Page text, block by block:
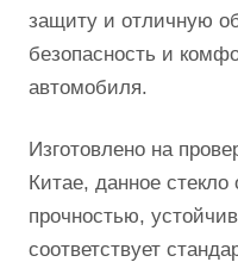
защиту и отличную
безопасность и
автомобиля.
Изготовлено на
Китае, данное стекло
прочностью,
соответствует